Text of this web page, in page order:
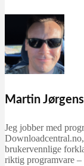
Martin
Jeg jobber med
brukervennlige
riktig programvare –